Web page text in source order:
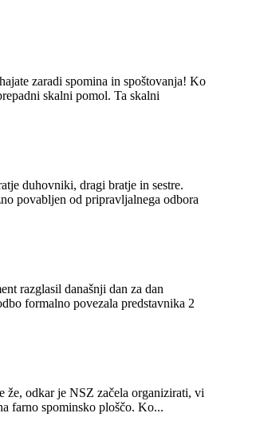
skalni pomol. Ta skalni
formalno povezala predstavnika 2
in vaši domači pa ste to omogočili – da smo zbrali imena žrtev revolucije iz vaše župnije in ste jih zapisali na farno spominsko ploščo. Ko...